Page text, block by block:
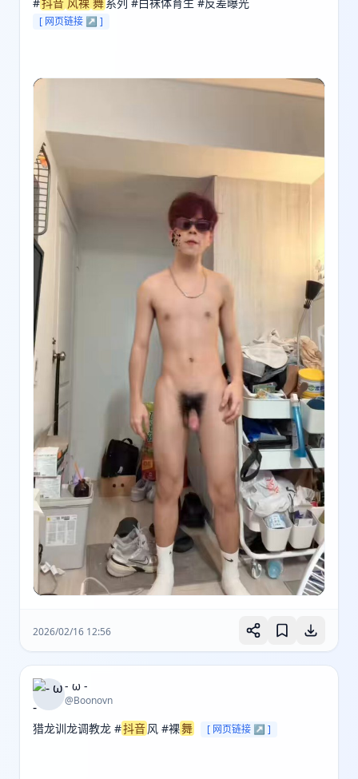
[ 网页链接 ↗ ]
2026/02/16 12:56
- ω -
@Boonovn
猎龙训龙调教龙 #抖音风 #裸舞 [ 网页链接 ↗ ]